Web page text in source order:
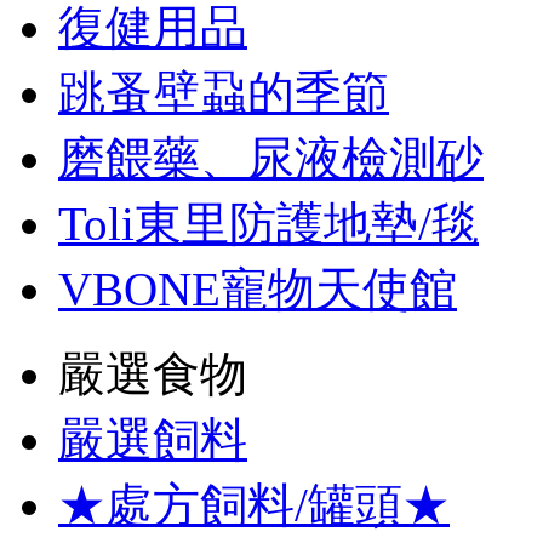
復健用品
跳蚤壁蝨的季節
磨餵藥、尿液檢測砂
Toli東里防護地墊/毯
VBONE寵物天使館
嚴選食物
嚴選飼料
★處方飼料/罐頭★